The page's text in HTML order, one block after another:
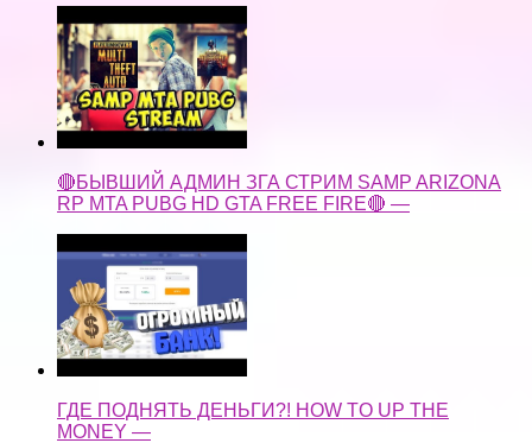
🔴БЫВШИЙ АДМИН ЗГА СТРИМ SAMP ARIZONA
RP MTA PUBG HD GTA FREE FIRE🔴 —
ГДЕ ПОДНЯТЬ ДЕНЬГИ?! HOW TO UP THE
MONEY —